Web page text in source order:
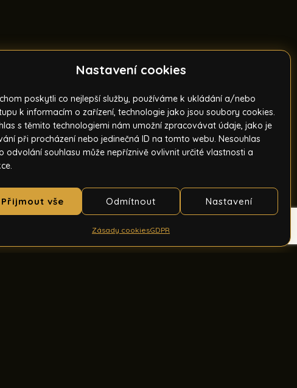
Nastavení cookies
poskytli co nejlepší služby, používáme k ukládání a/nebo
k informacím o zařízení, technologie jako jsou soubory cookies.
s těmito technologiemi nám umožní zpracovávat údaje, jako je
při procházení nebo jedinečná ID na tomto webu. Nesouhlas
odvolání souhlasu může nepříznivě ovlivnit určité vlastnosti a
Přijmout vše Odmítnout Nastavení
Zásady cookiesGDPR